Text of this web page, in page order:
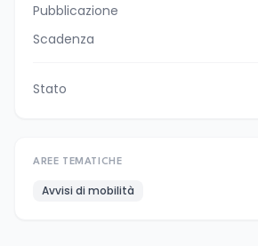
Pubblicazione
Scadenza
Stato
AREE TEMATICHE
Avvisi di mobilità